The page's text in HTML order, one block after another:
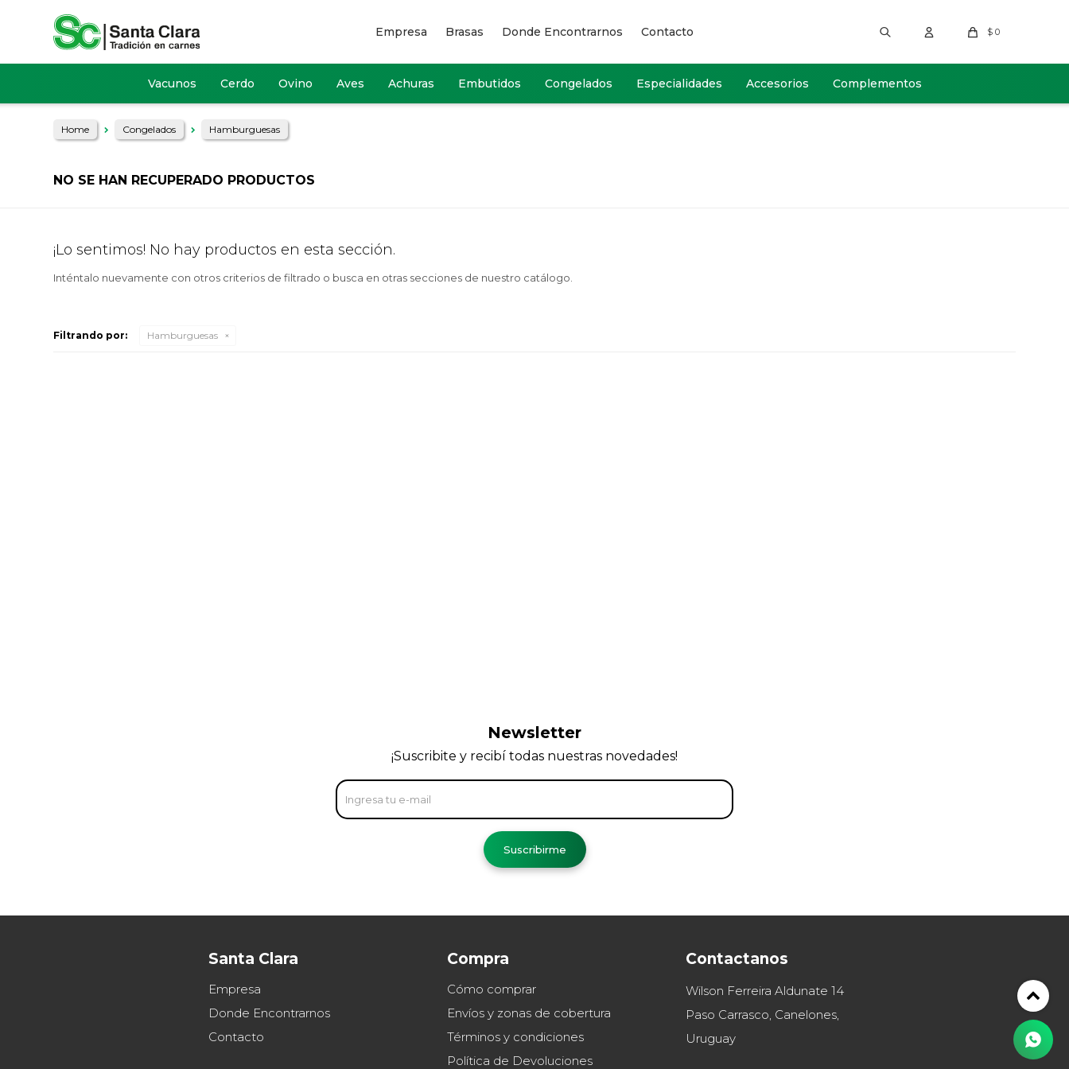
Vacunos Cerdo Ovino Aves Achuras Embutidos Congelados Especialidades Accesorios Complementos
$ 0
Empresa Brasas Donde Encontrarnos Contacto
Home Congelados Hamburguesas
NO SE HAN RECUPERADO PRODUCTOS
¡Lo sentimos! No hay productos en esta sección.
Inténtalo nuevamente con otros criterios de filtrado o busca en otras secciones de nuestro catálogo.
Filtrando por: Hamburguesas
Santa Clara
Empresa
Donde Encontrarnos
Contacto
Compra
Cómo comprar
Envíos y zonas de cobertura
Términos y condiciones
Política de Devoluciones
Contactanos
Wilson Ferreira Aldunate 14
Paso Carrasco, Canelones,
Uruguay
Newsletter
¡Suscribite y recibí todas nuestras novedades!
Suscribirme